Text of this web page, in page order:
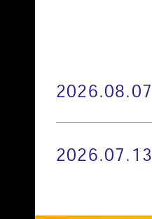
2026.08.07
2026.07.13